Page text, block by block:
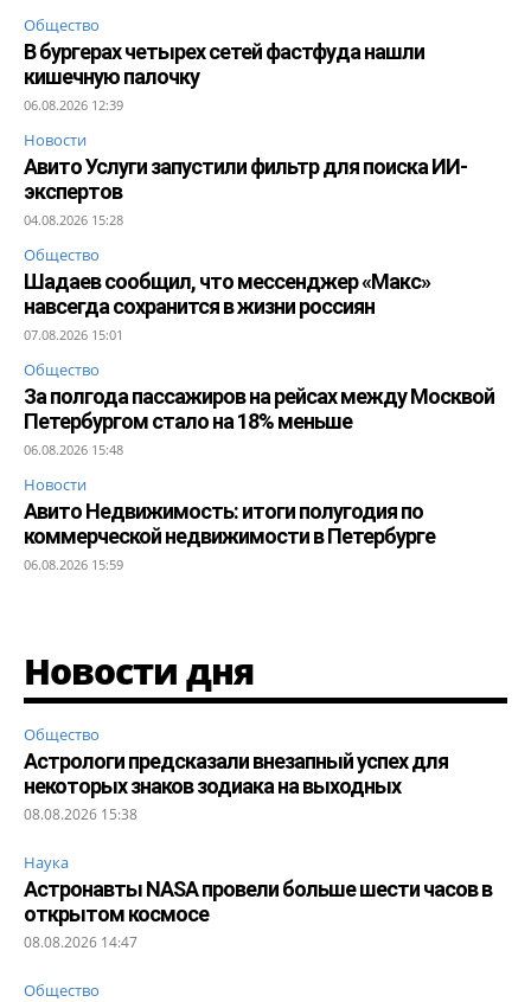
Общество
В бургерах четырех сетей фастфуда нашли
кишечную палочку
06.08.2026 12:39
Новости
Авито Услуги запустили фильтр для поиска ИИ-
экспертов
04.08.2026 15:28
Общество
Шадаев сообщил, что мессенджер «Макс»
навсегда сохранится в жизни россиян
07.08.2026 15:01
Общество
За полгода пассажиров на рейсах между Москвой
Петербургом стало на 18% меньше
06.08.2026 15:48
Новости
Авито Недвижимость: итоги полугодия по
коммерческой недвижимости в Петербурге
06.08.2026 15:59
Новости дня
Общество
Астрологи предсказали внезапный успех для
некоторых знаков зодиака на выходных
08.08.2026 15:38
Наука
Астронавты NASA провели больше шести часов в
открытом космосе
08.08.2026 14:47
Общество